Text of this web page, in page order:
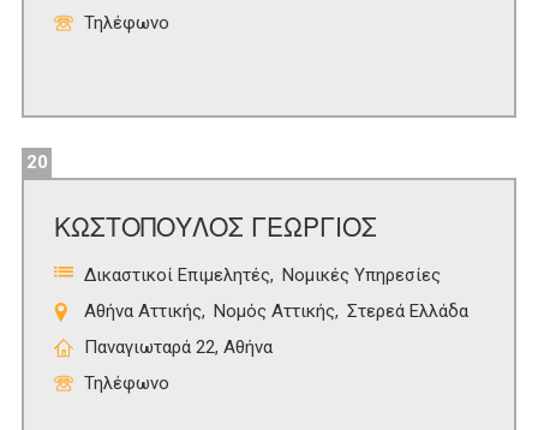
Τηλέφωνο
20
ΚΩΣΤΟΠΟΥΛΟΣ ΓΕΩΡΓΙΟΣ
Δικαστικοί Επιμελητές
Νομικές Υπηρεσίες
Αθήνα Αττικής
Νομός Αττικής
Στερεά Ελλάδα
Παναγιωταρά 22, Αθήνα
Τηλέφωνο